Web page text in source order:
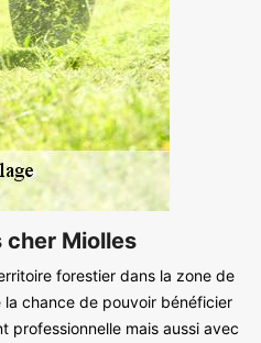
cher Miolles
forestier dans la zone de
chance de pouvoir bénéficier
professionnelle mais aussi avec